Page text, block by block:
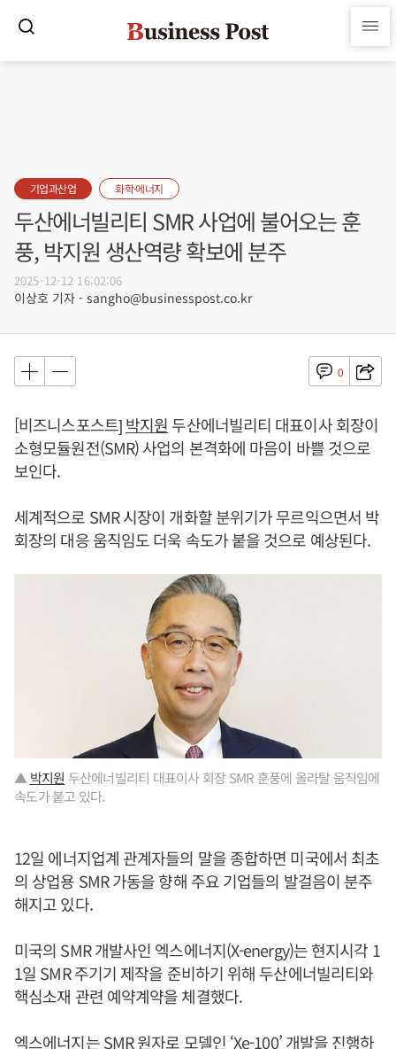
기업과산업 화학·에너지
두산에너빌리티 SMR 사업에 불어오는 훈
풍, 박지원 생산역량 확보에 분주
2025-12-12 16:02:06
이상호 기자 - sangho@businesspost.co.kr
0
[비즈니스포스트]박지원 두산에너빌리티 대표이사 회장이
소형모듈원전(SMR) 사업의 본격화에 마음이 바쁠 것으로
보인다.
세계적으로 SMR 시장이 개화할 분위기가 무르익으면서 박
회장의 대응 움직임도 더욱 속도가 붙을 것으로 예상된다.
▲ 박지원 두산에너빌리티 대표이사 회장 SMR 훈풍에 올라탈 움직임에
속도가 붙고 있다.
12일 에너지업계 관계자들의 말을 종합하면 미국에서 최초
의 상업용 SMR 가동을 향해 주요 기업들의 발걸음이 분주
해지고 있다.
미국의 SMR 개발사인 엑스에너지(X-energy)는 현지시각 1
1일 SMR 주기기 제작을 준비하기 위해 두산에너빌리티와
핵심소재 관련 예약계약을 체결했다.
엑스에너지는 SMR 원자로 모델인 ‘Xe-100’ 개발을 진행하